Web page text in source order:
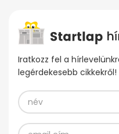
Iratkozz fel a
legérdekesebb cikkekről!